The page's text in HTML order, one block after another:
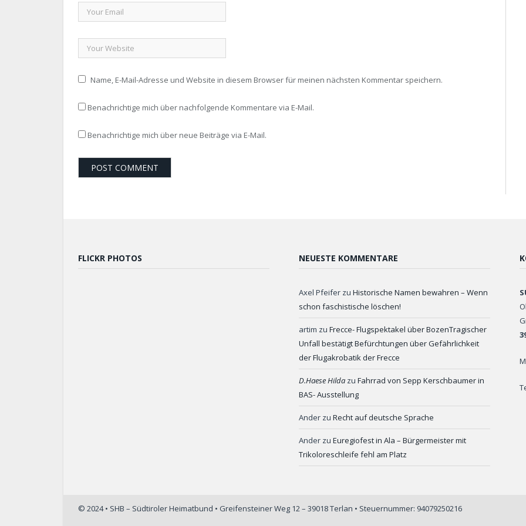
Name, E-Mail-Adresse und Website in diesem Browser für meinen nächsten Kommentar speichern.
Benachrichtige mich über nachfolgende Kommentare via E-Mail.
Benachrichtige mich über neue Beiträge via E-Mail.
FLICKR PHOTOS NEUESTE KOMMENTARE
Axel Pfeifer zu Historische Namen bewahren – Wenn
schon faschistische löschen!
artim zu Frecce- Flugspektakel über BozenTragischer
Unfall bestätigt Befürchtungen über Gefährlichkeit
der Flugakrobatik der Frecce
D.Haese Hilda zu Fahrrad von Sepp Kerschbaumer in
BAS- Ausstellung
Ander zu Recht auf deutsche Sprache
Ander zu Euregiofest in Ala – Bürgermeister mit
Trikoloreschleife fehl am Platz
© 2024 • SHB – Südtiroler Heimatbund • Greifensteiner Weg 12 – 39018 Terlan • Steuernummer: 94079250216